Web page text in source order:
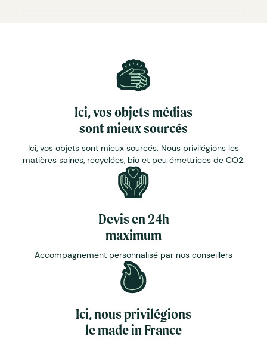
Ici, vos objets médias
sont mieux sourcés
Ici, vos objets sont mieux sourcés. Nous privilégions les
matières saines, recyclées, bio et peu émettrices de CO2.
Devis en 24h
maximum
Accompagnement personnalisé par nos conseillers
Ici, nous privilégions
le made in France